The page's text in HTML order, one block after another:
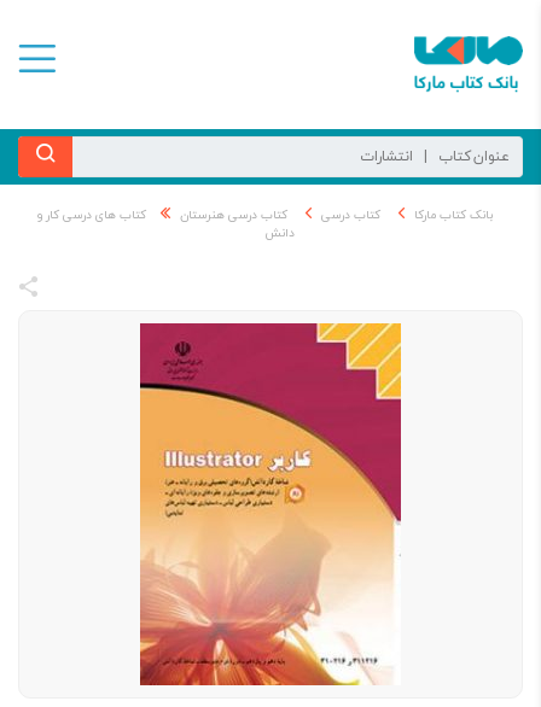
بانک کتاب مارکا کتاب درسی کتاب درسی هنرستان
کتاب های درسی کار و
دانش